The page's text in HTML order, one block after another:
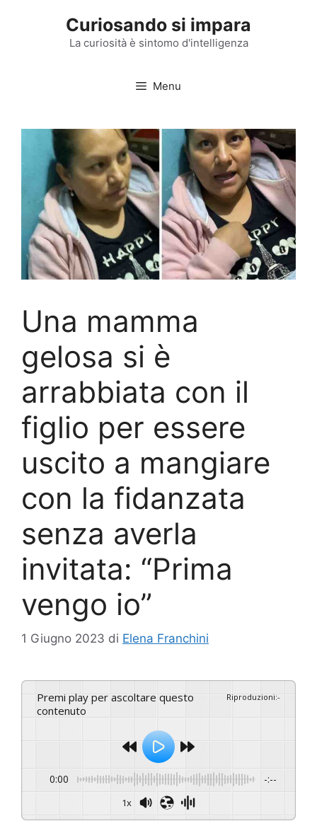
Curiosando si impara
La curiosità è sintomo d'intelligenza
Menu
Una mamma
gelosa si è
arrabbiata con il
figlio per essere
uscito a mangiare
con la fidanzata
senza averla
invitata: “Prima
vengo io”
1 Giugno 2023 di Elena Franchini
Premi play per ascoltare questo
contenuto
Riproduzioni:-
0:00 -:--
1x